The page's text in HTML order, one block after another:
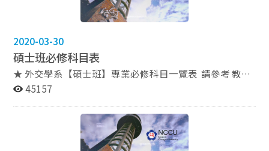
https://moltke.nccu.edu.tw/newstuinfo_SSO/index.jsp
https://aca.nccu.edu.tw/zh/%E8%A8%BB%E5%86%8
A%E7%B5%84） 四、選課方式 步驟請參考附檔 五、選
課結果查詢 1、選課結果可透過網路或電子信箱查詢，亦
可以直接列印選課清單存查。 2、透過網路查詢者可以查
分』、『落選科目及原因』，另外亦可查詢科目尚有多少
餘額等。請詳加利用查詢功能，掌握最新的選課資訊。
2020-03-30
碩士班必修科目表
★ 外交學系【碩士班】專業必修科目一覽表 請參考 教務
處課務組 網站
C%E6%9C%AC%E8%99%95/%E8%AA%B2%E5%8B%
99%E7%B5%84?view=default
45157